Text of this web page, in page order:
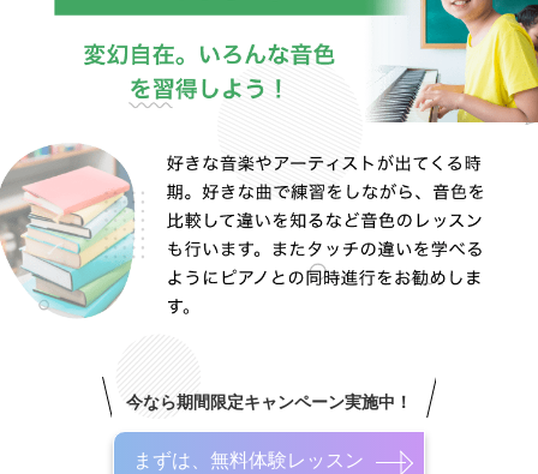
今なら期間限定キャンペーン実施中！
まずは、無料体験レッスン